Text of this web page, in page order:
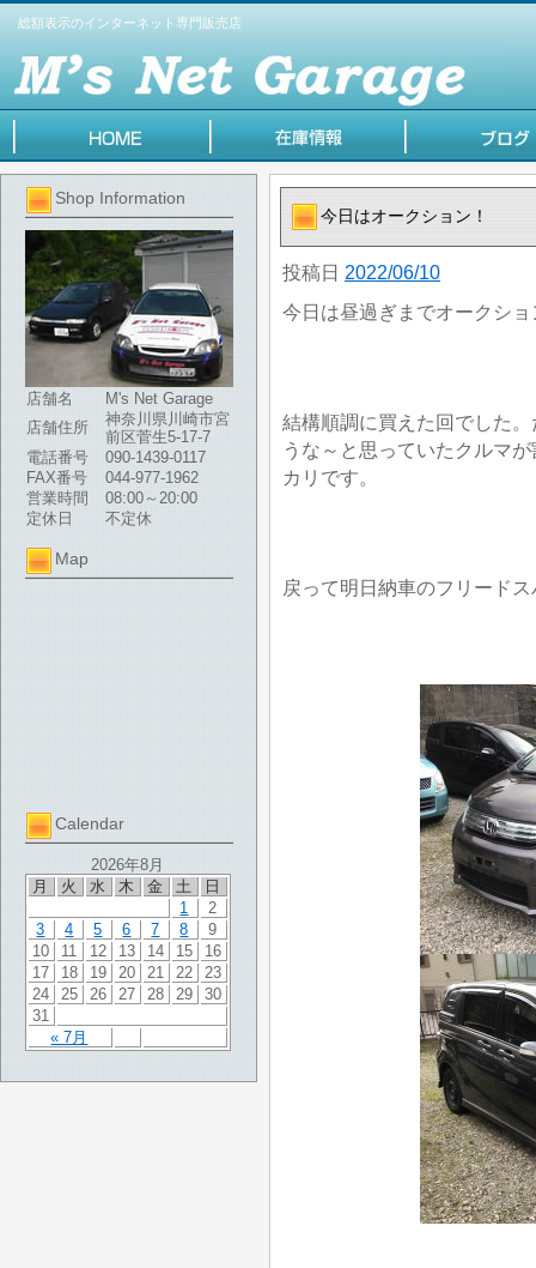
総額表示のインターネット専門販売店
Shop Information
店舗名
M's Net Garage
店舗住所
神奈川県川崎市宮
前区菅生5-17-7
電話番号
090-1439-0117
FAX番号
044-977-1962
営業時間
08:00～20:00
定休日
不定休
Map
Calendar
2026年8月
月
火 水 木 金 土 日
« 7月
1
2
3
4 5 6 7 8
9
10
11 12 13 14 15
16
17
18 19 20 21 22
23
24
25 26 27 28 29
30
31
今日はオークション！
投稿日 2022/06/10
今日は昼過ぎまでオークショ
結構順調に買えた回でした
うな～と思っていたクルマ
カリです。
戻って明日納車のフリード